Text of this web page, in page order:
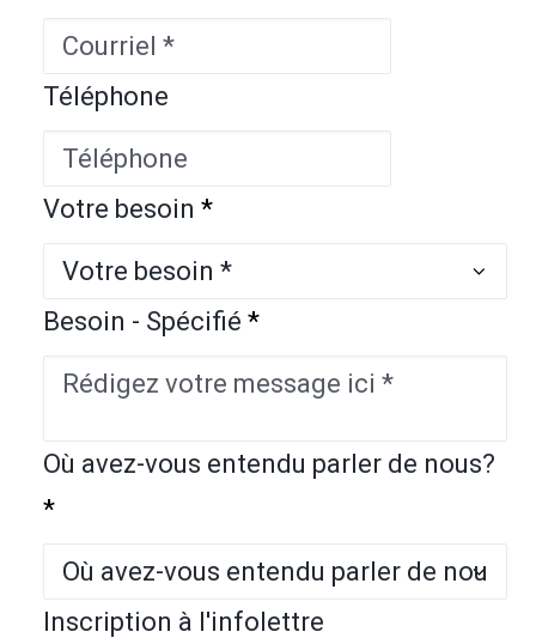
Téléphone
Votre besoin *
Besoin - Spécifié *
Où avez-vous entendu parler de nous?
*
Inscription à l'infolettre